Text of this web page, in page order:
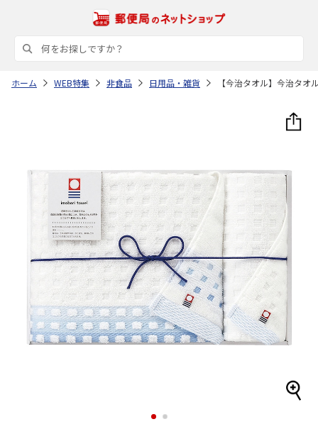
ホーム WEB特集 非食品 日用品・雑貨 【今治タオル】今治タ
1 2